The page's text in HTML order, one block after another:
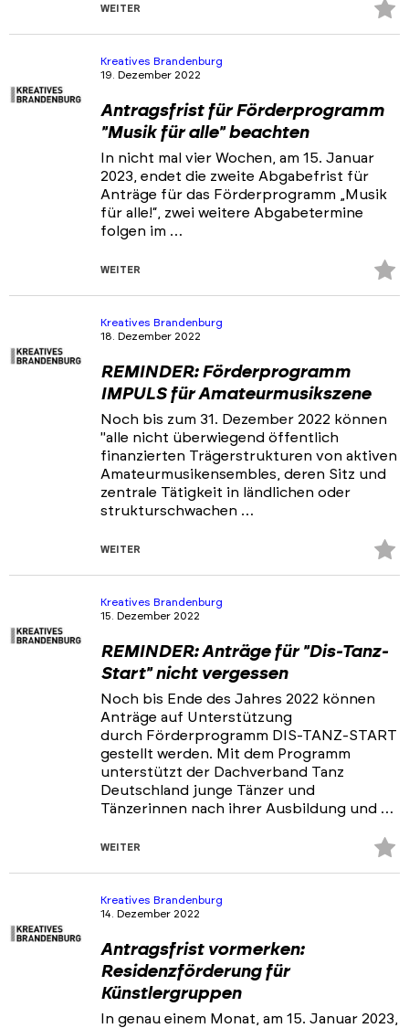
WEITER
Kreatives Brandenburg
19. Dezember 2022
Antragsfrist für Förderprogramm
"Musik für alle" beachten
In nicht mal vier Wochen, am 15. Januar
2023, endet die zweite Abgabefrist für
Anträge für das Förderprogramm „Musik
für alle!“, zwei weitere Abgabetermine
folgen im …
WEITER
Kreatives Brandenburg
18. Dezember 2022
REMINDER: Förderprogramm
IMPULS für Amateurmusikszene
Noch bis zum 31. Dezember 2022 können
"alle nicht überwiegend öffentlich
finanzierten Trägerstrukturen von aktiven
Amateurmusikensembles, deren Sitz und
zentrale Tätigkeit in ländlichen oder
strukturschwachen …
WEITER
Kreatives Brandenburg
15. Dezember 2022
REMINDER: Anträge für "Dis-Tanz-
Start" nicht vergessen
Noch bis Ende des Jahres 2022 können
Anträge auf Unterstützung
durch Förderprogramm DIS-TANZ-START
gestellt werden. Mit dem Programm
unterstützt der Dachverband Tanz
Deutschland junge Tänzer und
Tänzerinnen nach ihrer Ausbildung und …
WEITER
Kreatives Brandenburg
14. Dezember 2022
Antragsfrist vormerken:
Residenzförderung für
Künstlergruppen
In genau einem Monat, am 15. Januar 2023,